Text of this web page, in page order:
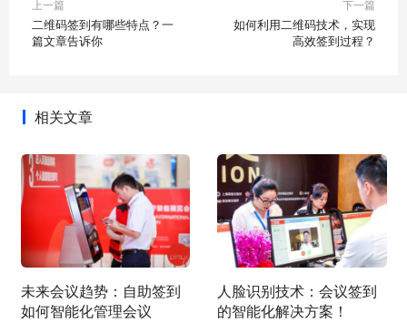
上一篇
二维码签到有哪些特点？一
篇文章告诉你
下一篇
如何利用二维码技术，实现
高效签到过程？
相关文章
未来会议趋势：自助签到
如何智能化管理会议
人脸识别技术：会议签到
的智能化解决方案！